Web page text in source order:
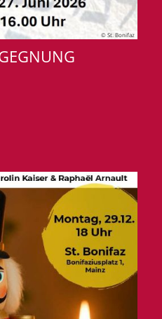
© St. Bonifaz